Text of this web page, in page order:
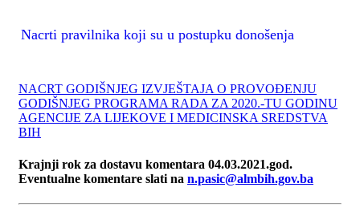
Nacrti pravilnika koji su u postupku donošenja
NACRT GODIŠNJEG IZVJEŠTAJA O PROVOĐENJU
GODIŠNJEG PROGRAMA RADA ZA 2020.-TU GODINU
AGENCIJE ZA LIJEKOVE I MEDICINSKA SREDSTVA
BIH
Krajnji rok za dostavu komentara 04.03.2021.god.
Eventualne komentare slati na n.pasic@almbih.gov.ba